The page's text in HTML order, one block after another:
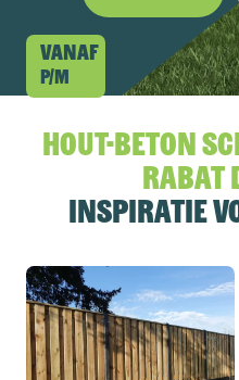
Vanaf
p/m
Hout-beton
Rabat
inspiratie